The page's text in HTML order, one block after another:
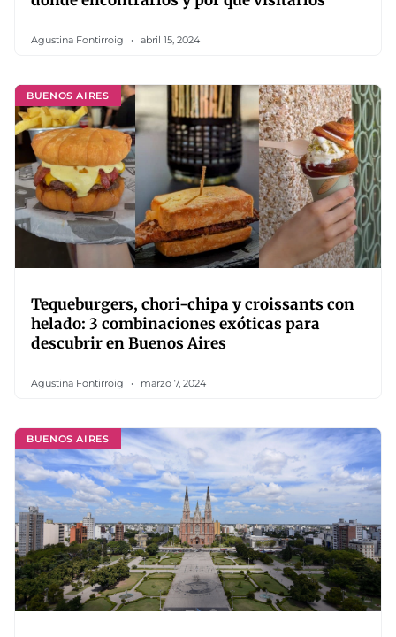
Agustina Fontirroig abril 15, 2024
BUENOS AIRES
Tequeburgers, chori-chipa y croissants con
helado: 3 combinaciones exóticas para
descubrir en Buenos Aires
Agustina Fontirroig marzo 7, 2024
BUENOS AIRES